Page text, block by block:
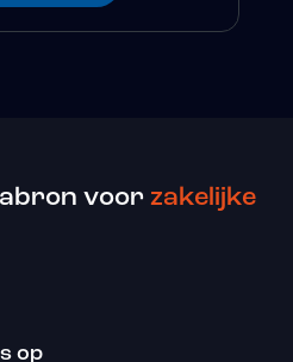
voor zakelijke
op